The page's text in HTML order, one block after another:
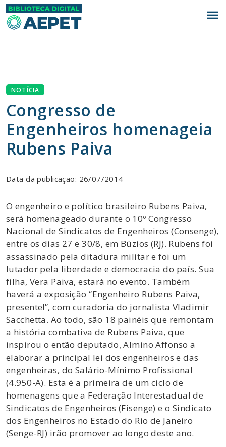
menu
NOTÍCIA
Congresso de
Engenheiros homenageia
Rubens Paiva
Data da publicação: 26/07/2014
O engenheiro e político brasileiro Rubens Paiva,
será homenageado durante o 10º Congresso
Nacional de Sindicatos de Engenheiros (Consenge),
entre os dias 27 e 30/8, em Búzios (RJ). Rubens foi
assassinado pela ditadura militar e foi um
lutador pela liberdade e democracia do país. Sua
filha, Vera Paiva, estará no evento. Também
haverá a exposição “Engenheiro Rubens Paiva,
presente!”, com curadoria do jornalista Vladimir
Sacchetta. Ao todo, são 18 painéis que remontam
a história combativa de Rubens Paiva, que
inspirou o então deputado, Almino Affonso a
elaborar a principal lei dos engenheiros e das
engenheiras, do Salário-Mínimo Profissional
(4.950-A). Esta é a primeira de um ciclo de
homenagens que a Federação Interestadual de
Sindicatos de Engenheiros (Fisenge) e o Sindicato
dos Engenheiros no Estado do Rio de Janeiro
(Senge-RJ) irão promover ao longo deste ano.